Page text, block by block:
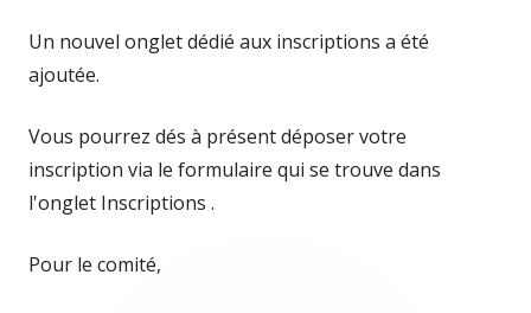
Un nouvel onglet dédié aux inscriptions a été
ajoutée.
Vous pourrez dés à présent déposer votre
inscription via le formulaire qui se trouve dans
l'onglet Inscriptions .
Pour le comité,